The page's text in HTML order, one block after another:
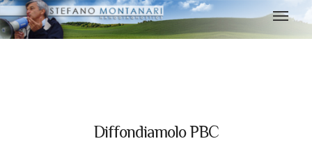
Diffondiamolo PBC